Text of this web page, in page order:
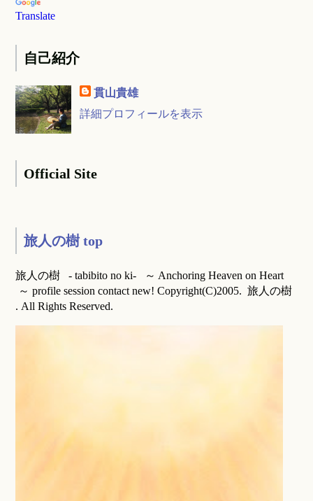
Translate
自己紹介
貫山貴雄
詳細プロフィールを表示
Official Site
旅人の樹 top
旅人の樹 - tabibito no ki- ～ Anchoring Heaven on Heart
～ profile session contact new! Copyright(C)2005. 旅人の樹
. All Rights Reserved.